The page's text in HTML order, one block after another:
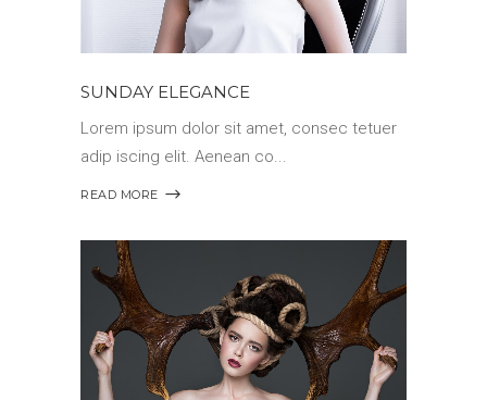
SUNDAY ELEGANCE
Lorem ipsum dolor sit amet, consec tetuer
adip iscing elit. Aenean co
READ MORE